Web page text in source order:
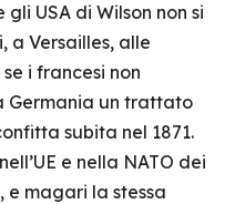
USA di Wilson non si
a Versailles, alle
i francesi non
Germania un trattato
subita nel 1871.
e nella NATO dei
e magari la stessa